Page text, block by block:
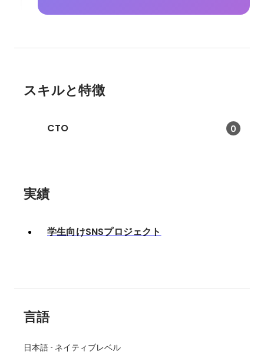
スキルと特徴
CTO 0
実績
学生向けSNSプロジェクト
言語
日本語 - ネイティブレベル